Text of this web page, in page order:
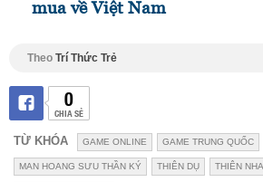
mua về Việt Nam
Theo Trí Thức Trẻ
0
CHIA SẺ
TỪ KHÓA GAME ONLINE GAME TRUNG QUỐC
MAN HOANG SƯU THẦN KÝ THIÊN DỤ THIÊN